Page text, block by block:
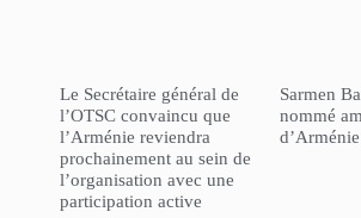
Le Secrétaire général de
l’OTSC convaincu que
l’Arménie reviendra
prochainement au sein de
l’organisation avec une
participation active
Sarmen
nommé